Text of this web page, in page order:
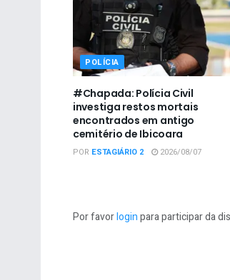
POLÍCIA
#Chapada: Polícia Civil
investiga restos mortais
encontrados em antigo
cemitério de Ibicoara
POR ESTAGIÁRIO 2 2026/08/07
Por favorloginpara participar da